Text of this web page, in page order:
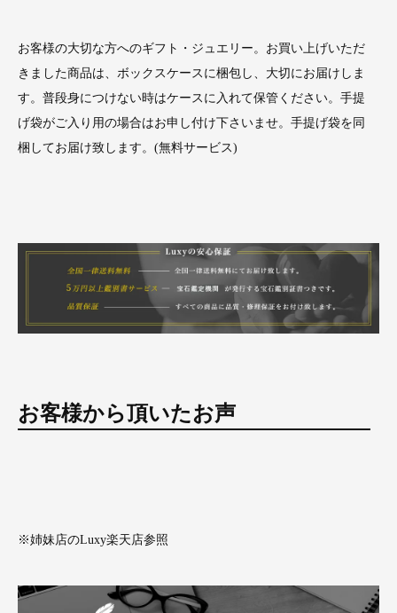
お客様の大切な方へのギフト・ジュエリー。お買い上げいただ
きました商品は、ボックスケースに梱包し、大切にお届けしま
す。普段身につけない時はケースに入れて保管ください。手提
げ袋がご入り用の場合はお申し付け下さいませ。手提げ袋を同
梱してお届け致します。(無料サービス)
お客様から頂いたお声
※姉妹店のLuxy楽天店参照